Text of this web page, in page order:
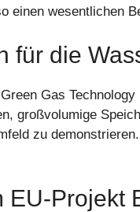
einen wesentlichen
für die
Gas
großvolumige
zu
EU-Projekt